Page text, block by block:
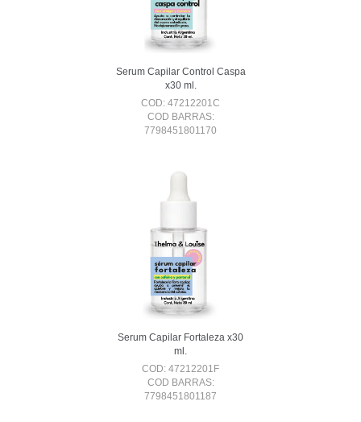
Serum Capilar Control Caspa
x30 ml.
COD: 47212201C
COD BARRAS:
7798451801170
Serum Capilar Fortaleza x30
ml.
COD: 47212201F
COD BARRAS:
7798451801187